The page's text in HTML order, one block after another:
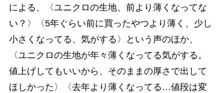
による、〈ユニクロの生地、前より薄くなってな
い？〉〈5年ぐらい前に買ったやつより薄く、少し
小さくなってる、気がする〉という声のほか、
〈ユニクロの生地が年々薄くなってる気がする。
値上げしてもいいから、そのままの厚さで出して
ほしかった〉〈去年より薄くなってる…値段は変